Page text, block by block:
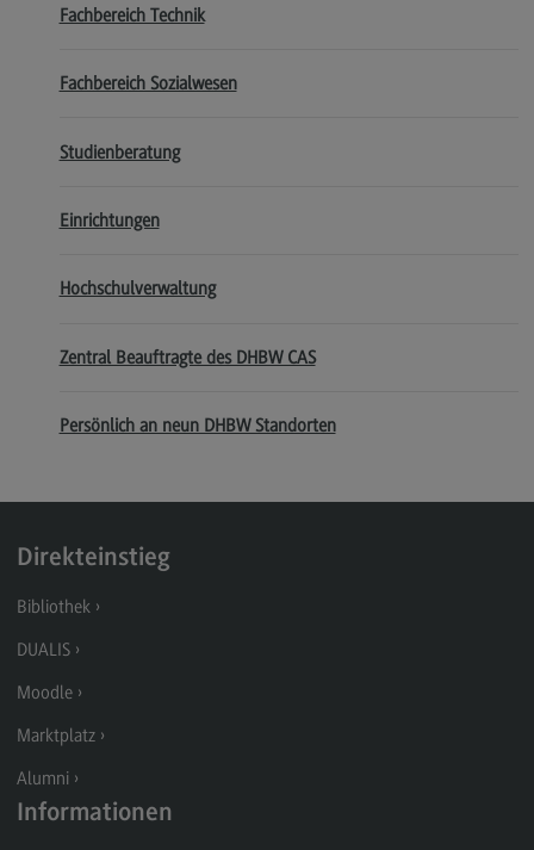
Modulangebot
Berufsperspektiven
Digital Business Management
Berufsperspektiven
Digitalisierung in der Sozialen Arbeit
Digitalisierung in der Sozialen Arbeit
Berufsperspektiven
Kontakt
Informationstechnik
Rahmenbedingungen
Modulangebot
Berufsperspektiven
Fachbereich Technik
Fachbereich Sozialwesen
Studienberatung
Einrichtungen
Hochschulverwaltung
Zentral Beauftragte des DHBW CAS
Persönlich an neun DHBW Standorten
Direkteinstieg
Bibliothek
DUALIS
Moodle
Marktplatz
Alumni
Informationen